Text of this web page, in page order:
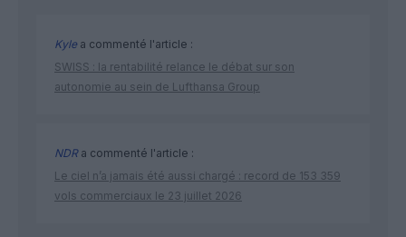
Kylea commenté l'article :
SWISS : la rentabilité relance le débat sur son
autonomie au sein de Lufthansa Group
NDRa commenté l'article :
Le ciel n’a jamais été aussi chargé : record de 153 359
vols commerciaux le 23 juillet 2026